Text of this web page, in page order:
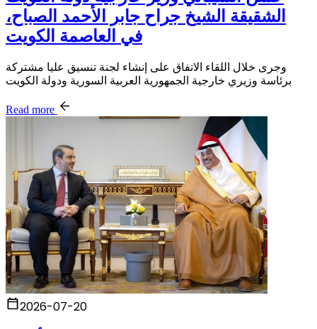
الشقيقة الشيخ جراح جابر الأحمد الصباح،
في العاصمة الكويت
وجرى خلال اللقاء الاتفاق على إنشاء لجنة تنسيق عليا مشتركة
برئاسة وزيري خارجية الجمهورية العربية السورية ودولة الكويت
Read more
2026-07-20